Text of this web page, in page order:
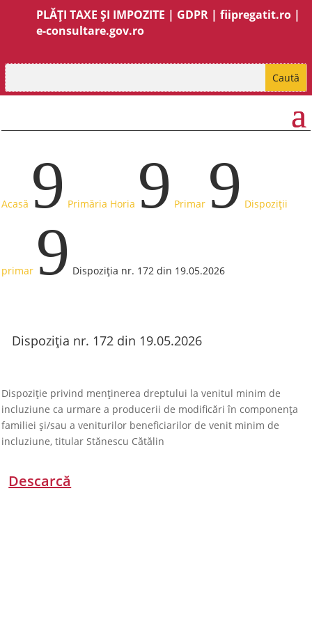
PLĂȚI TAXE ȘI IMPOZITE | GDPR |fiipregatit.ro |
e-consultare.gov.ro
Acasă 9 Primăria Horia 9 Primar 9 Dispoziții
primar 9 Dispoziția nr. 172 din 19.05.2026
Dispoziția nr. 172 din 19.05.2026
Dispoziție privind menținerea dreptului la venitul minim de
incluziune ca urmare a producerii de modificări în componența
familiei și/sau a veniturilor beneficiarilor de venit minim de
incluziune, titular Stănescu Cătălin
Descarcă